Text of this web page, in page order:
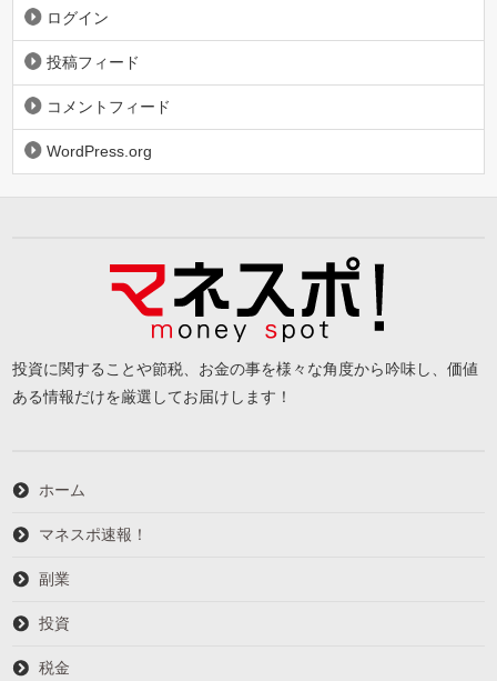
ログイン
投稿フィード
コメントフィード
WordPress.org
投資に関することや節税、お金の事を様々な角度から吟味し、価値
ある情報だけを厳選してお届けします！
ホーム
マネスポ速報！
副業
投資
税金